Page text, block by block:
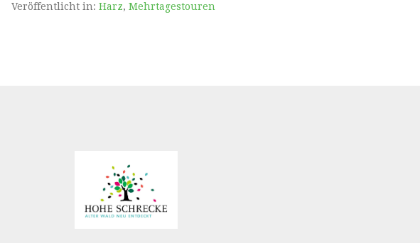
Veröffentlicht in: Harz, Mehrtagestouren